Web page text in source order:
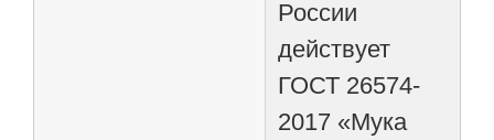
России
действует
ГОСТ 26574-
2017 «Мука